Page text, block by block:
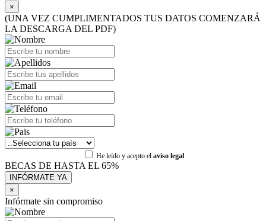
×
(UNA VEZ CUMPLIMENTADOS TUS DATOS COMENZARÁ
LA DESCARGA DEL PDF)
He leído y acepto el aviso legal
BECAS DE HASTA EL 65%
×
Infórmate sin compromiso